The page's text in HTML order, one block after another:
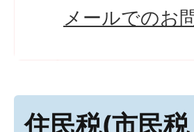
メールでのお
住民税(市民